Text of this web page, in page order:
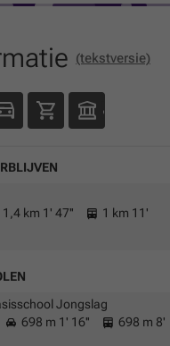
(tekstversie)
1,4 km 1' 47''
1 km 11'
Jongslag
698 m 1' 16''
698 m 8'